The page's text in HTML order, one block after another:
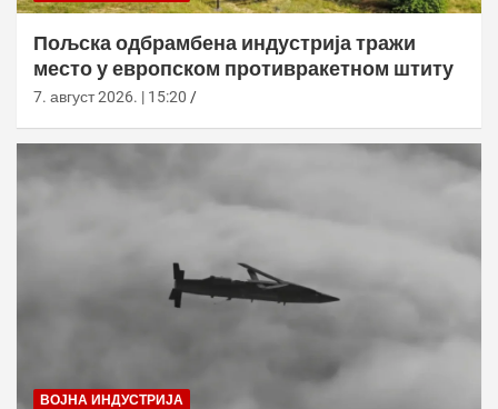
Пољска одбрамбена индустрија тражи
место у европском противракетном штиту
7. август 2026. | 15:20
ВОЈНА ИНДУСТРИЈА